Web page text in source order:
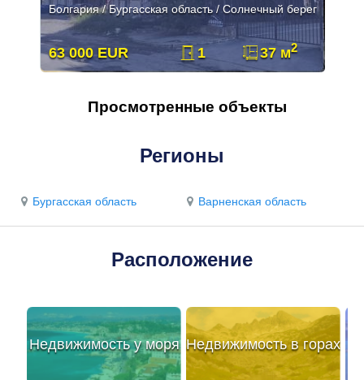
Болгария / Бургасская область / Солнечный берег
63 000 EUR 1 37 м2
Просмотренные объекты
Регионы
Бургасская область Варненская область
Расположение
Недвижимость у моря Недвижимость в горах